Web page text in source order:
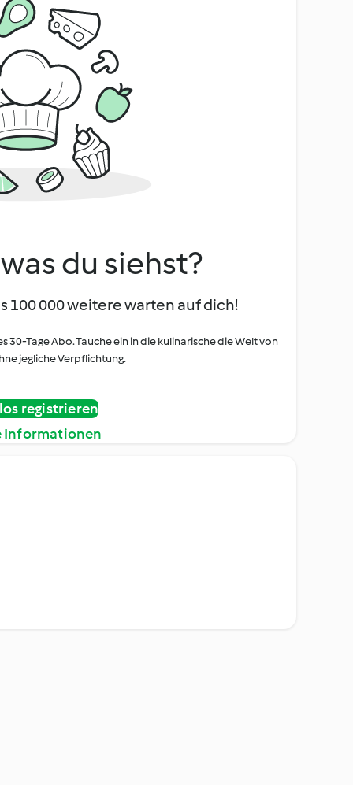
du siehst?
100 000 weitere warten auf dich!
Tage Abo. Tauche ein in die kulinarische die Welt von
jegliche Verpflichtung.
registrieren
Informationen